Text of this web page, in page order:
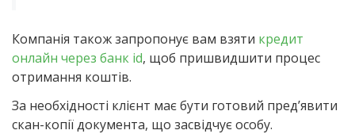
Компанія також запропонує вам взяти кредит
онлайн через банк id, щоб пришвидшити процес
отримання коштів.
За необхідності клієнт має бути готовий пред’явити
скан-копії документа, що засвідчує особу.